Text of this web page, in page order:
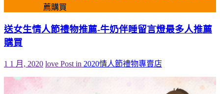
薦購買
送女生情人節禮物推薦-牛奶伴睡留言燈最多人推薦
購買
1 1 月, 2020 love Post in 2020情人節禮物專賣店